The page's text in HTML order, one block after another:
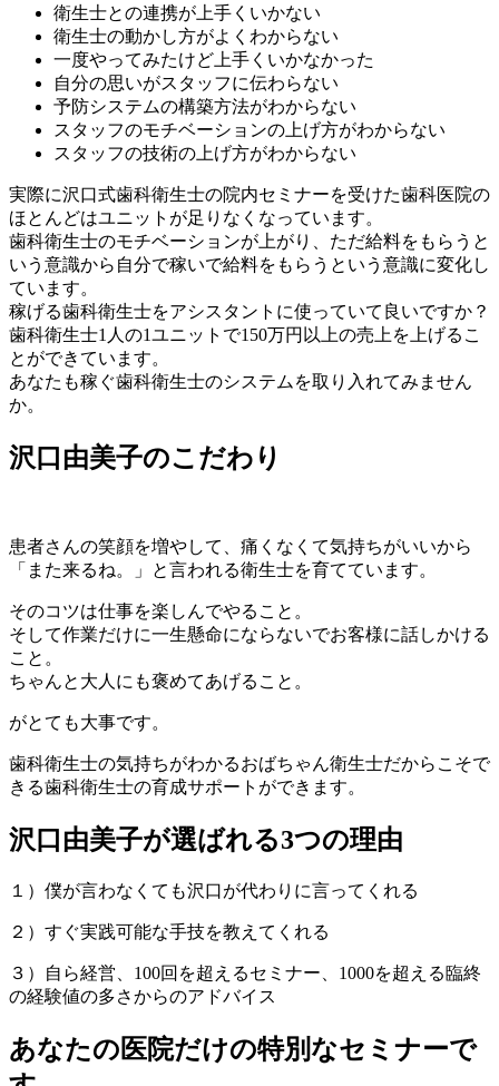
衛生士との連携が上手くいかない
衛生士の動かし方がよくわからない
一度やってみたけど上手くいかなかった
自分の思いがスタッフに伝わらない
予防システムの構築方法がわからない
スタッフのモチベーションの上げ方がわからない
スタッフの技術の上げ方がわからない
実際に沢口式歯科衛生士の院内セミナーを受けた歯科医院の
ほとんどはユニットが足りなくなっています。
歯科衛生士のモチベーションが上がり、ただ給料をもらうと
いう意識から自分で稼いで給料をもらうという意識に変化し
ています。
稼げる歯科衛生士をアシスタントに使っていて良いですか？
歯科衛生士1人の1ユニットで150万円以上の売上を上げるこ
とができています。
あなたも稼ぐ歯科衛生士のシステムを取り入れてみません
か。
沢口由美子のこだわり
患者さんの笑顔を増やして、痛くなくて気持ちがいいから
「また来るね。」と言われる衛生士を育てています。
そのコツは仕事を楽しんでやること。
そして作業だけに一生懸命にならないでお客様に話しかける
こと。
ちゃんと大人にも褒めてあげること。
がとても大事です。
歯科衛生士の気持ちがわかるおばちゃん衛生士だからこそで
きる歯科衛生士の育成サポートができます。
沢口由美子が選ばれる3つの理由
１）僕が言わなくても沢口が代わりに言ってくれる
２）すぐ実践可能な手技を教えてくれる
３）自ら経営、100回を超えるセミナー、1000を超える臨終
の経験値の多さからのアドバイス
あなたの医院だけの特別なセミナーで